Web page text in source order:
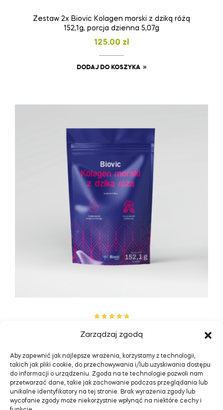
Zarządzaj zgodą
Aby zapewnić jak najlepsze wrażenia, korzystamy z technologii,
takich jak pliki cookie, do przechowywania i/lub uzyskiwania dostępu
do informacji o urządzeniu. Zgoda na te technologie pozwoli nam
przetwarzać dane, takie jak zachowanie podczas przeglądania lub
unikalne identyfikatory na tej stronie. Brak wyrażenia zgody lub
wycofanie zgody może niekorzystnie wpłynąć na niektóre cechy i
Zestaw 2x Biovic Kolagen morski z dziką różą
152,1g, porcja dzienna 5,07g
125.00 zł
DODAJ DO KOSZYKA
na 5
Biovic Kolagen morski z dziką różą 152,1g, porcja
dzienna 5,07g
79.00 zł
DODAJ DO KOSZYKA